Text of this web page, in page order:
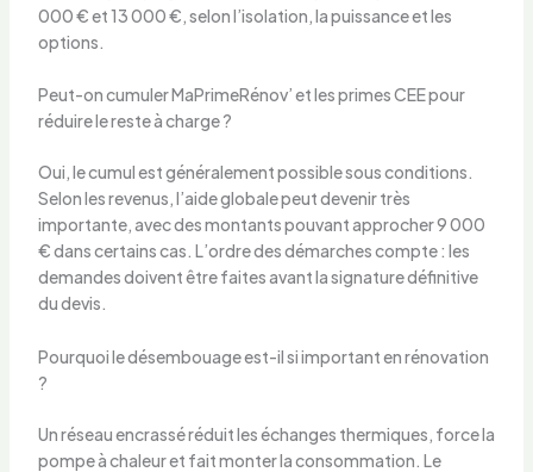
000 € et 13 000 €, selon l’isolation, la puissance et les
options.
Peut-on cumuler MaPrimeRénov’ et les primes CEE pour
réduire le reste à charge ?
Oui, le cumul est généralement possible sous conditions.
Selon les revenus, l’aide globale peut devenir très
importante, avec des montants pouvant approcher 9 000
€ dans certains cas. L’ordre des démarches compte : les
demandes doivent être faites avant la signature définitive
du devis.
Pourquoi le désembouage est-il si important en rénovation
?
Un réseau encrassé réduit les échanges thermiques, force la
pompe à chaleur et fait monter la consommation. Le